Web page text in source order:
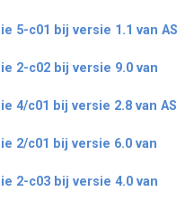
5-c01 bij versie 1.1 van AS
2-c02 bij versie 9.0 van
4/c01 bij versie 2.8 van AS
2/c01 bij versie 6.0 van
2-c03 bij versie 4.0 van